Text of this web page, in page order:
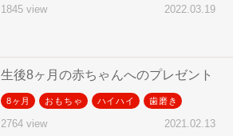
1845 view 2022.03.19
生後8ヶ月の赤ちゃんへのプレゼント
8ヶ月 おもちゃ ハイハイ 歯磨き
2764 view 2021.02.13